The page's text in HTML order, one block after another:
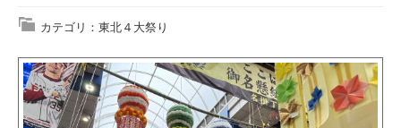
カテゴリ：東北４大祭り